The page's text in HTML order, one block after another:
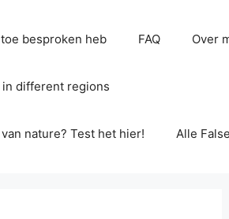
besproken heb FAQ Over
different regions
nature? Test het hier! Alle